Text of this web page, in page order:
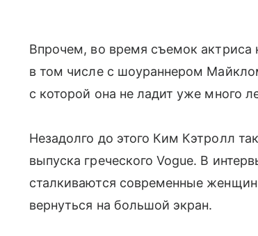
Впрочем, во время съемок актриса
в том числе с шоураннером
с которой она не ладит уже много
Незадолго до этого Ким Кэтролл
выпуска греческого Vogue. В
сталкиваются современные
вернуться на большой экран.